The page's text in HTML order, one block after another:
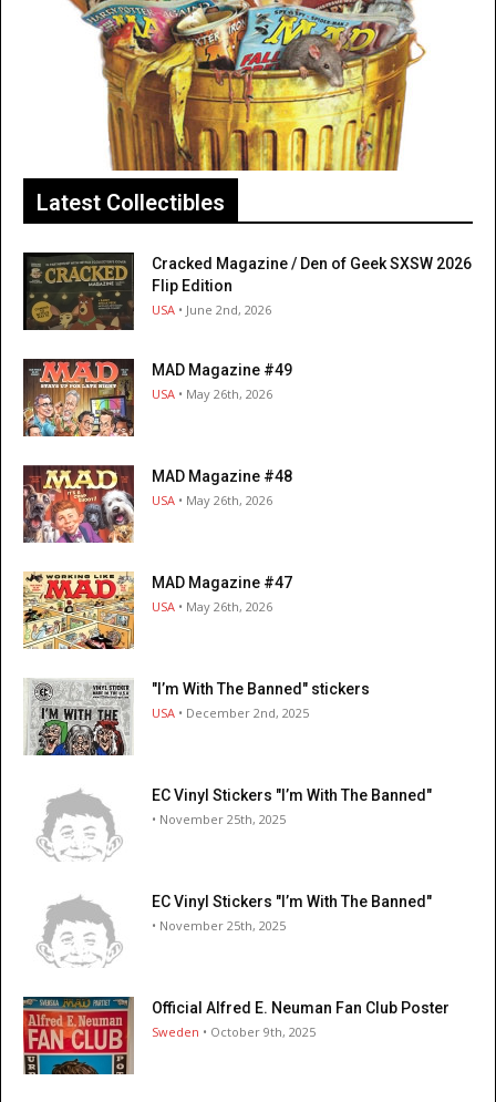
Latest Collectibles
Cracked Magazine / Den of Geek SXSW 2026
Flip Edition
USA • June 2nd, 2026
MAD Magazine #49
USA • May 26th, 2026
MAD Magazine #48
USA • May 26th, 2026
MAD Magazine #47
USA • May 26th, 2026
"I’m With The Banned" stickers
USA • December 2nd, 2025
EC Vinyl Stickers "I’m With The Banned"
• November 25th, 2025
EC Vinyl Stickers "I’m With The Banned"
• November 25th, 2025
Official Alfred E. Neuman Fan Club Poster
Sweden • October 9th, 2025